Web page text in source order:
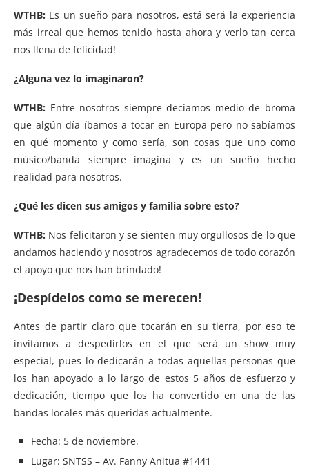
WTHB: Es un sueño para nosotros, está será la experiencia
más irreal que hemos tenido hasta ahora y verlo tan cerca
nos llena de felicidad!
¿Alguna vez lo imaginaron?
WTHB: Entre nosotros siempre decíamos medio de broma
que algún día íbamos a tocar en Europa pero no sabíamos
en qué momento y como sería, son cosas que uno como
músico/banda siempre imagina y es un sueño hecho
realidad para nosotros.
¿Qué les dicen sus amigos y familia sobre esto?
WTHB: Nos felicitaron y se sienten muy orgullosos de lo que
andamos haciendo y nosotros agradecemos de todo corazón
el apoyo que nos han brindado!
¡Despídelos como se merecen!
Antes de partir claro que tocarán en su tierra, por eso te
invitamos a despedirlos en el que será un show muy
especial, pues lo dedicarán a todas aquellas personas que
los han apoyado a lo largo de estos 5 años de esfuerzo y
dedicación, tiempo que los ha convertido en una de las
bandas locales más queridas actualmente.
Fecha: 5 de noviembre.
Lugar: SNTSS – Av. Fanny Anitua #1441